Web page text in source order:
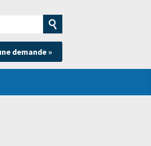
Soumettre
la
recherche
demande »